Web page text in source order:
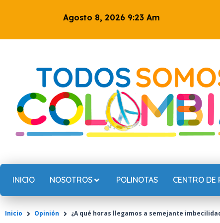
Agosto 8, 2026 9:23 Am
INICIO NOSOTROS POLINOTAS CENTRO DE
Inicio Opinión ¿A qué horas llegamos a semejante